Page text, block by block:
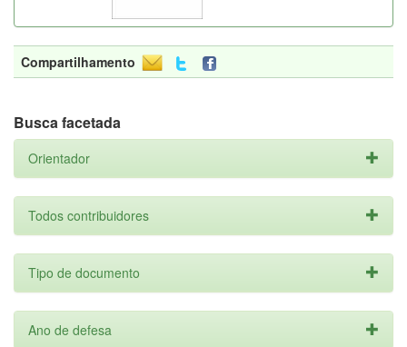
Compartilhamento
Busca facetada
Orientador
Todos contribuidores
Tipo de documento
Ano de defesa